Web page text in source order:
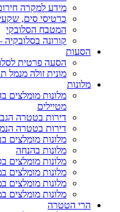
מידע למקרה
כרטיסי סים,
המטבח הסלובקי
קורונה בסלובקיה
הסעות
הסעה פרטית
מונית זולה מנמל
מלונות
מטיילים
דירות בטטרה
דירות בטטרה
מלונות מומלצים בברטיסלבה
מלונות בהנחה
מלונות מומלצים
מלונות מומלצים
מלונות מומלצים
מלונות מומלצים
הרי הטטרה